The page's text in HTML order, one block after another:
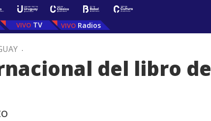
TV Radios
.
del libro de